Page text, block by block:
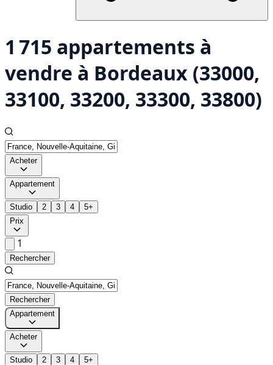
1 715 appartements à
vendre à Bordeaux (33000,
33100, 33200, 33300, 33800)
Acheter
Appartement
Studio 2 3 4
5+
Prix
1
Rechercher
Rechercher
Appartement
Acheter
Studio 2 3 4
5+